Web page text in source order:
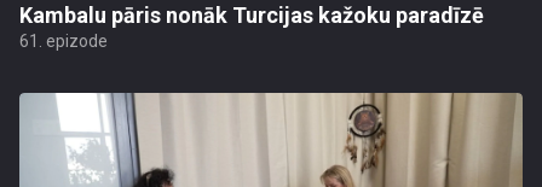
Kambalu pāris nonāk Turcijas kažoku paradīzē
61. epizode